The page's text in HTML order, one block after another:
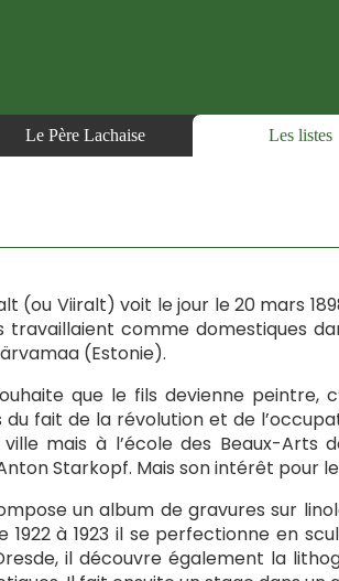
Le Père Lachaise Les listes
(ou Viiralt) voit le jour le 20 mars
travaillaient comme domestiques
(Estonie).
que le fils devienne peintre,
du fait de la révolution et de
mais à l’école des Beaux-Arts
Starkopf. Mais son intérêt pour
un album de gravures sur
1922 à 1923 il se perfectionne en
il découvre également la